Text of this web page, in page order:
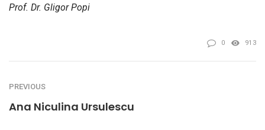
Prof. Dr. Gligor Popi
0 913
PREVIOUS
Ana Niculina Ursulescu